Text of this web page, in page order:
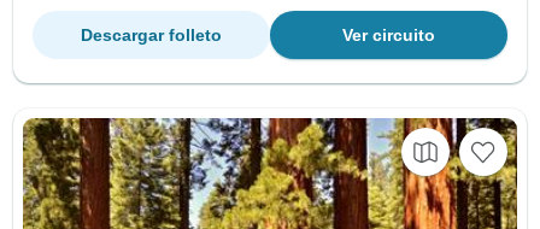
Ver circuito
Descargar folleto